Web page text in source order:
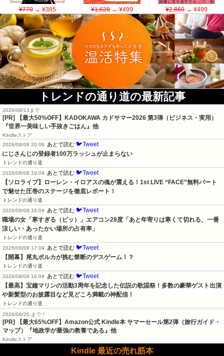
¥770→ ¥385 ¥1,628→ ¥499 ¥2,860→ ¥499
トレンドの通り道の最新記事
2026/08/13まで
[PR]
【最大50%OFF】KADOKAWA カドサマー2026 第3弾（ビジネス・実用）
『世界一美味しい手抜きごはん』他
Kindleストア
2026/08/08 20:09 あとで読む 🐦Tweet
にじさんじの登録者100万ラッシュが止まらない
トレンドの通り道
2026/08/08 19:09 あとで読む 🐦Tweet
【ソロライブ】ローレン・イロアスの魂が震える！1st LIVE “FACE”無料パート
で魅せた圧巻のステージを徹底レポート！
トレンドの通り道
2026/08/08 18:09 あとで読む 🐦Tweet
職場の女「寒すぎる（ピッ）」エアコン28度「あと年寄りは寒くて切れる、一番
涼しい・あったかい場所の占有率」
トレンドの通り道
2026/08/08 17:09 あとで読む 🐦Tweet
【開幕】尾丸ポルカが挑む禁断のデスゲーム！？
トレンドの通り道
2026/08/08 16:09 あとで読む 🐦Tweet
【最高】宝鐘マリンの活動3周年を記念した伝説の歌謡祭！多数の豪華ゲスト出演
や新髪型のお披露目など見どころ満載の神配信！
トレンドの通り道
2026/08/20 まで！
[PR]
【最大65%OFF】Amazon公式 Kindle本 サマーセール第2弾（旅行ガイド・
マップ）『地政学が最強の教養である』他
Kindleストア
Kindle 最近の売れ筋本